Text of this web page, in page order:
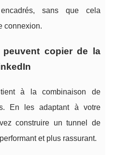
sans que cela
connexion.
copier de la
à la combinaison de
En les adaptant à votre
construire un tunnel de
et plus rassurant.